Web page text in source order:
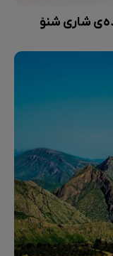
شاری شنۆ